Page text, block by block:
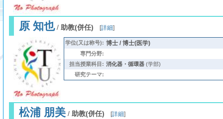
原 知也/ 助教(併任) [詳細]
学位(又は称号): 博士 / 博士(医学)
専門分野:
担当授業科目: 消化器・循環器(学部)
研究テーマ:
松浦 朋美/ 助教(併任) [詳細]